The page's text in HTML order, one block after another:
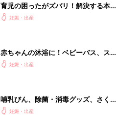
育児の困ったがズバリ！解決する本
『ひよこクラブ 秋号』 4カ月～2才
妊娠・出産
赤ちゃんの沐浴に！ベビーバス、スキ
ンケアグッズ口コミ人気ランキング
妊娠・出産
哺乳びん、除菌・消毒グッズ、さく乳
器、授乳グッズで最もママ・パパの支
妊娠・出産